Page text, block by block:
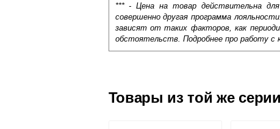
*** - Цена на товар действительна
совершенно другая программа
зависят от таких факторов, как
обстоятельств. Подробнее про работу
Доставка сантехники по Москве и
Возможные способы оплаты:
Товары из той же серии